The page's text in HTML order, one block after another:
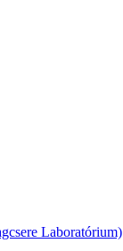
Laboratórium)